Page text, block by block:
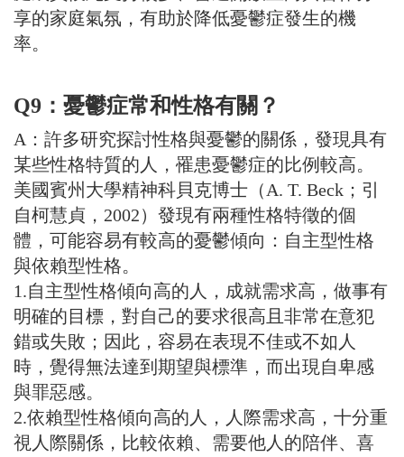
享的家庭氣氛，有助於降低憂鬱症發生的機
率。
Q9：憂鬱症常和性格有關？
A：許多研究探討性格與憂鬱的關係，發現具有
某些性格特質的人，罹患憂鬱症的比例較高。
美國賓州大學精神科貝克博士（A. T. Beck；引
自柯慧貞，2002）發現有兩種性格特徵的個
體，可能容易有較高的憂鬱傾向：自主型性格
與依賴型性格。
1.自主型性格傾向高的人，成就需求高，做事有
明確的目標，對自己的要求很高且非常在意犯
錯或失敗；因此，容易在表現不佳或不如人
時，覺得無法達到期望與標準，而出現自卑感
與罪惡感。
2.依賴型性格傾向高的人，人際需求高，十分重
視人際關係，比較依賴、需要他人的陪伴、喜